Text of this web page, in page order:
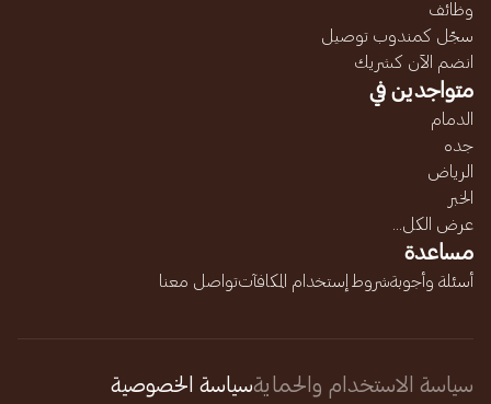
وظائف
سجّل كمندوب توصيل
انضم الآن كشريك
متواجدين في
الدمام
جده
الرياض
الخبر
عرض الكل...
مساعدة
أسئلة وأجوبةشروط إستخدام المكافآتتواصل معنا
سياسة الاستخدام والحمايةسياسة الخصوصية